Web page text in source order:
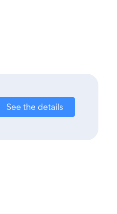
See the details